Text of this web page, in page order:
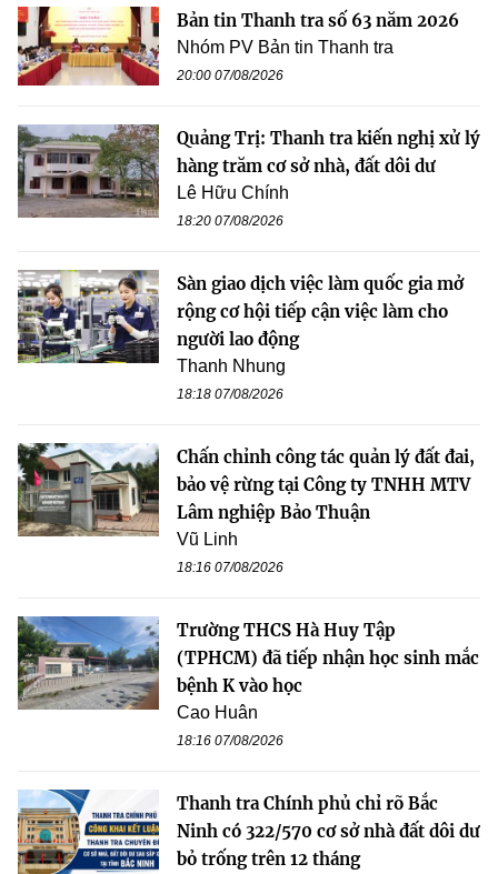
Bản tin Thanh tra số 63 năm 2026
Nhóm PV Bản tin Thanh tra
20:00 07/08/2026
Quảng Trị: Thanh tra kiến nghị xử lý
hàng trăm cơ sở nhà, đất dôi dư
Lê Hữu Chính
18:20 07/08/2026
Sàn giao dịch việc làm quốc gia mở
rộng cơ hội tiếp cận việc làm cho
người lao động
Thanh Nhung
18:18 07/08/2026
Chấn chỉnh công tác quản lý đất đai,
bảo vệ rừng tại Công ty TNHH MTV
Lâm nghiệp Bảo Thuận
Vũ Linh
18:16 07/08/2026
Trường THCS Hà Huy Tập
(TPHCM) đã tiếp nhận học sinh mắc
bệnh K vào học
Cao Huân
18:16 07/08/2026
Thanh tra Chính phủ chỉ rõ Bắc
Ninh có 322/570 cơ sở nhà đất dôi dư
bỏ trống trên 12 tháng